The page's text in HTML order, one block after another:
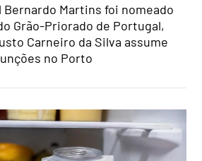
Bernardo Martins foi nomeado
Grão-Priorado de Portugal,
Carneiro da Silva assume
no Porto